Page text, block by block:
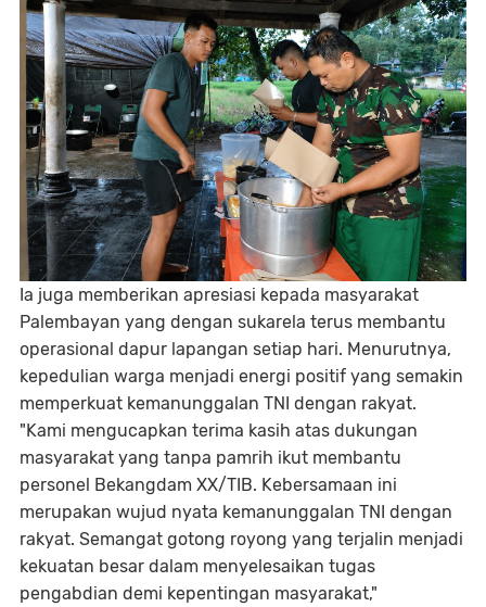
Ia juga memberikan apresiasi kepada masyarakat
Palembayan yang dengan sukarela terus membantu
operasional dapur lapangan setiap hari. Menurutnya,
kepedulian warga menjadi energi positif yang semakin
memperkuat kemanunggalan TNI dengan rakyat.
"Kami mengucapkan terima kasih atas dukungan
masyarakat yang tanpa pamrih ikut membantu
personel Bekangdam XX/TIB. Kebersamaan ini
merupakan wujud nyata kemanunggalan TNI dengan
rakyat. Semangat gotong royong yang terjalin menjadi
kekuatan besar dalam menyelesaikan tugas
pengabdian demi kepentingan masyarakat,"